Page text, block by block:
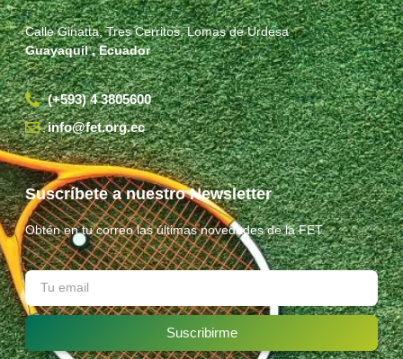
Calle Ginatta, Tres Cerritos, Lomas de Urdesa
Guayaquil , Ecuador
(+593) 4 3805600
info@fet.org.ec
Suscríbete a nuestro Newsletter
Obtén en tu correo las últimas novedades de la FET.
Suscribirme